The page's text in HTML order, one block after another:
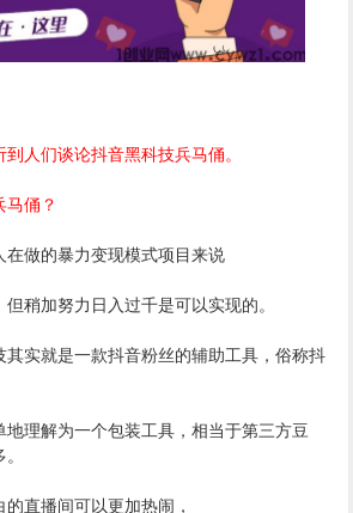
人们谈论抖音黑科技兵马俑。
马俑？
在做的暴力变现模式项目来说
稍加努力日入过千是可以实现的。
其实就是一款抖音粉丝的辅助工具，俗称抖
地理解为一个包装工具，相当于第三方豆
直播间可以更加热闹，